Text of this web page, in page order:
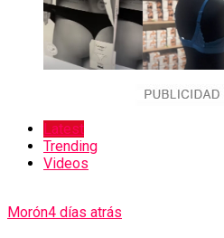
Latest
Trending
Videos
Morón4 días atrás